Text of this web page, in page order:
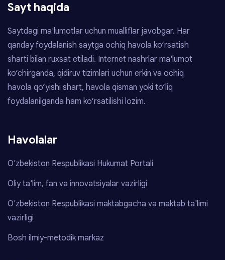
Sayt haqida
Saytdagi ma'lumotlar uchun mualliflar javobgar. Har
qanday foydalanish saytga ochiq havola ko‘rsatish
sharti bilan ruxsat etiladi. Internet nashrlar ma'lumot
ko‘chirganda, qidiruv tizimlari uchun erkin va ochiq
havola qo‘yishi shart, havola qisman yoki to‘liq
foydalanilganda ham ko‘rsatilishi lozim.
Havolalar
O'zbekiston Respublikasi Hukumat Portali
Oliy ta'lim, fan va innovatsiyalar vazirligi
O'zbekiston Respublikasi maktabgacha va maktab ta'limi
vazirligi
Bosh ilmiy-metodik markaz